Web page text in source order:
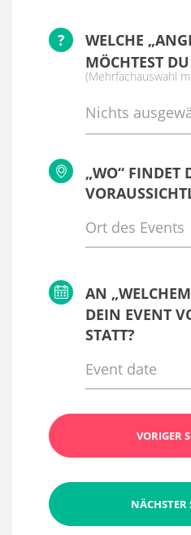
?
WELCHE
MÖCHTEST
(Mehrfachauswahl
Nichts
„WO“ FINDET
AN
DEIN EVENT
STATT?
VORIGER
NÄCHSTER